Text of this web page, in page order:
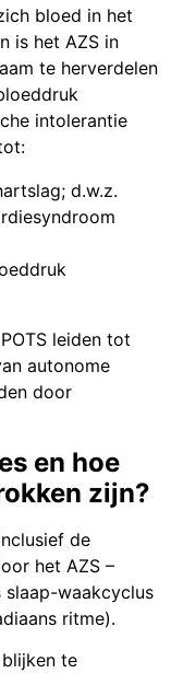
bloed in het
is het AZS in
te herverdelen
intolerantie
d.w.z.
leiden tot
autonome
door
en hoe
zijn?
de
het AZS –
waakcyclus
ritme).
te